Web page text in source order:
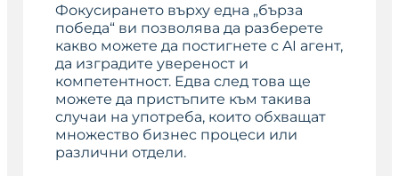
Фокусирането върху една „бърза
победа“ ви позволява да разберете
какво можете да постигнете с AI агент,
да изградите увереност и
компетентност. Едва след това ще
можете да пристъпите към такива
случаи на употреба, които обхващат
множество бизнес процеси или
различни отдели.